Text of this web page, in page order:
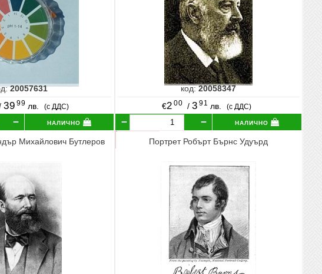
20057631
39 99 лв. (с ДДС)
налично
код:20058347
€2 00 / 3 91 лв. (с ДДС)
налично
Михайлович Бутлеров Портрет Робърт Бърнс Удуърд